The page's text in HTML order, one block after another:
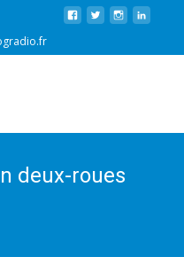
deux-roues